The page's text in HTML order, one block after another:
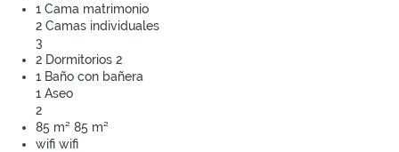
1 Cama matrimonio
2 Camas individuales
3
2 Dormitorios 2
1 Baño con bañera
1 Aseo
2
85 m² 85 m²
wifi wifi